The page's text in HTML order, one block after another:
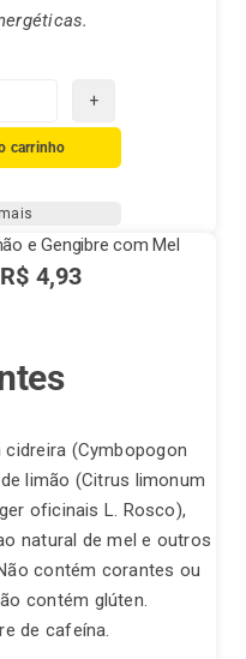
quantidade
carrinho
e Gengibre com Mel
R$ 4,93
cidreira (Cymbopogon
limão (Citrus limonum
oficinais L. Rosco),
natural de mel e outros
contém corantes ou
contém glúten.
de cafeína.